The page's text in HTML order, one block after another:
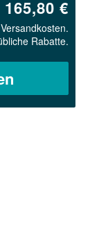
165,80 €
Rabatte.